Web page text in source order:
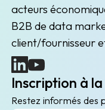
acteurs
B2B de data
client/fournisseur
(nouvelle fenêtre)
(nouvelle
Inscription à
Restez informés des